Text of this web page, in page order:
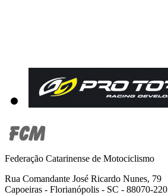
Federação Catarinense de Motociclismo
Rua Comandante José Ricardo Nunes, 79
Capoeiras - Florianópolis - SC - 88070-220